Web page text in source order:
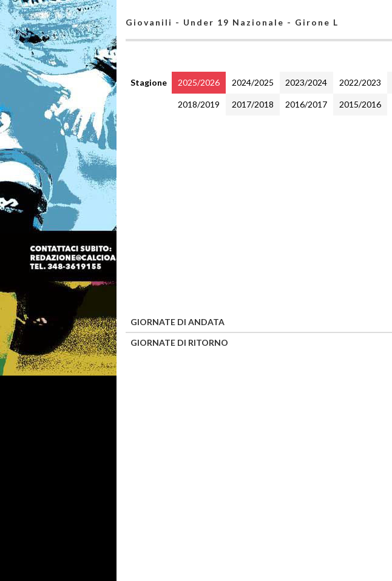
Giovanili - Under 19 Nazionale - Girone L
Stagione 2025/2026 2024/2025 2023/2024 2022/2023
2018/2019 2017/2018 2016/2017 2015/2016
GIORNATE DI ANDATA
GIORNATE DI RITORNO